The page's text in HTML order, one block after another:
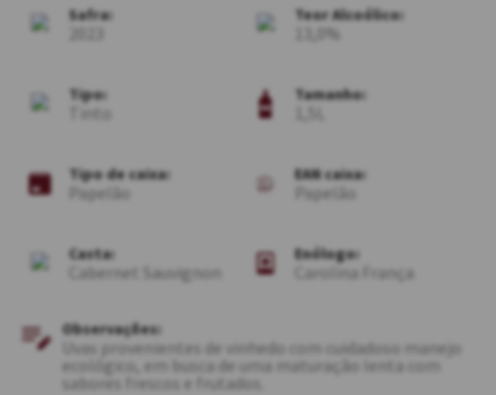
Safra: Teor Alcoólico:
Tipo:
Tinto
Tamanho:
Tipo de caixa:
Papelão
EAN caixa:
Papelão
Casta:
Cabernet Sauvignon
Enólogo:
Carolina França
Observações:
Uvas provenientes de vinhedo com cuidadoso manejo
ecológico, em busca de uma maturação lenta com
sabores frescos e frutados.